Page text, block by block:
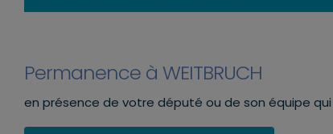
Permanence à WEITBRUCH
en présence de votre député ou de son équipe qui